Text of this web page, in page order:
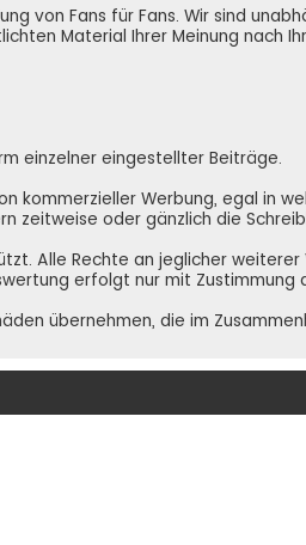
von Fans für Fans. Wir sind
Material Ihrer Meinung nach
einzelner eingestellter Beiträge.
Werbung, egal in
zeitweise oder gänzlich die
Alle Rechte an jeglicher
erfolgt nur mit Zustimmung
übernehmen, die im